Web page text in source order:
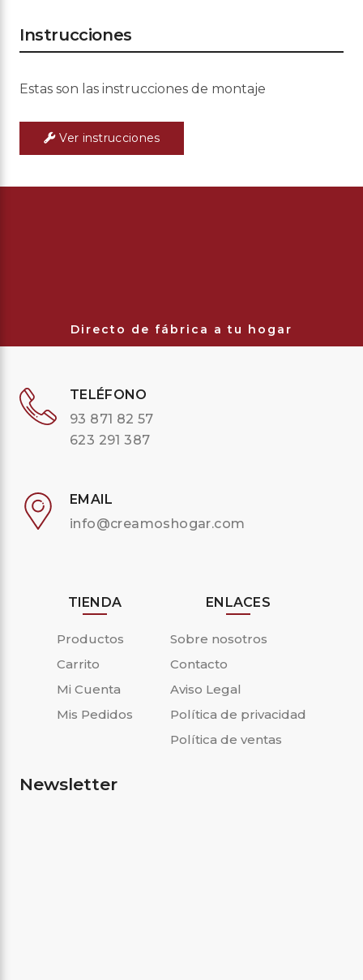
Instrucciones
Estas son las instrucciones de montaje
Ver instrucciones
Directo de fábrica a tu hogar
TELÉFONO
93 871 82 57
623 291 387
EMAIL
info@creamoshogar.com
TIENDA
Productos
Carrito
Mi Cuenta
Mis Pedidos
ENLACES
Sobre nosotros
Contacto
Aviso Legal
Política de privacidad
Política de ventas
Newsletter